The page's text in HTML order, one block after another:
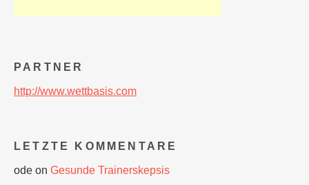
PARTNER
http://www.wettbasis.com
LETZTE KOMMENTARE
ode on Gesunde Trainerskepsis